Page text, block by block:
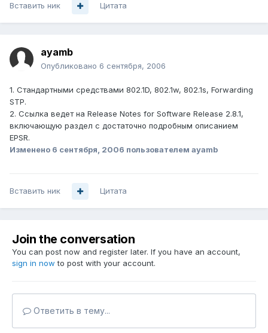
Вставить ник Цитата
ayamb
Опубликовано 6 сентября, 2006
1. Стандартными средствами 802.1D, 802.1w, 802.1s, Forwarding
STP.
2. Ссылка ведет на Release Notes for Software Release 2.8.1,
включающую раздел с достаточно подробным описанием
EPSR.
Изменено 6 сентября, 2006 пользователем ayamb
Вставить ник Цитата
Join the conversation
You can post now and register later. If you have an account,
sign in now to post with your account.
Ответить в тему...